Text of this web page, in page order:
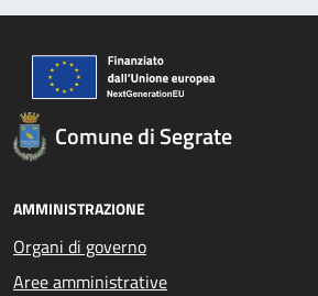
Comune di Segrate
AMMINISTRAZIONE
Organi di governo
Aree amministrative